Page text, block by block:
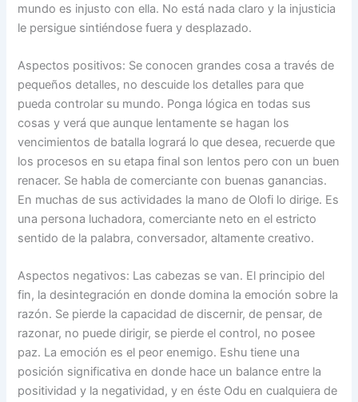
mundo es injusto con ella. No está nada claro y la injusticia
le persigue sintiéndose fuera y desplazado.
Aspectos positivos: Se conocen grandes cosa a través de
pequeños detalles, no descuide los detalles para que
pueda controlar su mundo. Ponga lógica en todas sus
cosas y verá que aunque lentamente se hagan los
vencimientos de batalla logrará lo que desea, recuerde que
los procesos en su etapa final son lentos pero con un buen
renacer. Se habla de comerciante con buenas ganancias.
En muchas de sus actividades la mano de Olofi lo dirige. Es
una persona luchadora, comerciante neto en el estricto
sentido de la palabra, conversador, altamente creativo.
Aspectos negativos: Las cabezas se van. El principio del
fin, la desintegración en donde domina la emoción sobre la
razón. Se pierde la capacidad de discernir, de pensar, de
razonar, no puede dirigir, se pierde el control, no posee
paz. La emoción es el peor enemigo. Eshu tiene una
posición significativa en donde hace un balance entre la
positividad y la negatividad, y en éste Odu en cualquiera de